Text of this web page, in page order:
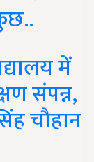
में
संपन्न,
चौहान